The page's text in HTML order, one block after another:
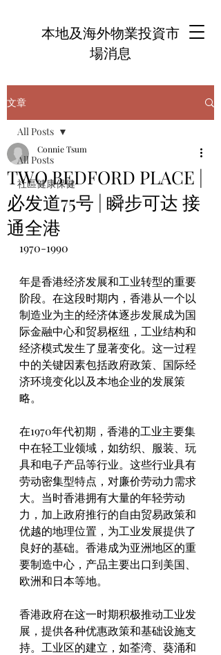
本地及海外物業投資市
場消息
文章
All Posts
社區健康保健
All Posts
TWO BEDFORD PLACE |
必发道75号 | 瞬步可达 接
通全港
Connie Tsum
1970-1990
年是香港经济发展和工业转型的重要
阶段。在这段时期内，香港从一个以
制造业为主的经济体逐步发展成为国
际金融中心和贸易枢纽，工业结构和
经济模式发生了显著变化。这一过程
中的关键因素包括政府政策、国际经
济环境变化以及本地企业的发展策
略。
在1970年代初期，香港的工业主要集
中在轻工业领域，如纺织、服装、玩
具和电子产品等行业。这些行业具有
劳动密集型特点，对廉价劳动力需求
大。当时香港拥有大量的年轻劳动
力，加上政府推行的自由贸易政策和
优越的地理位置，为工业发展提供了
良好的基础。香港成为亚洲地区的重
要制造中心，产品主要出口到美国、
欧洲和日本等地。
香港政府在这一时期积极推动工业发
展，提供各种优惠政策和基础设施支
持。工业区的建立，如荃湾、葵涌和